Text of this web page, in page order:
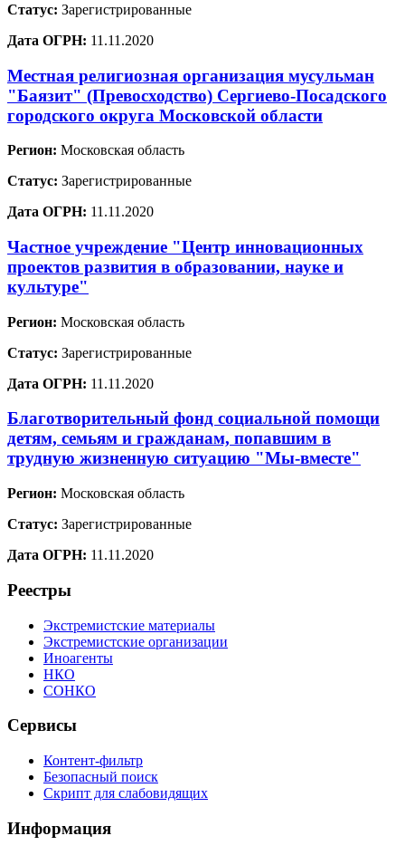
Статус: Зарегистрированные
Дата ОГРН: 11.11.2020
Местная религиозная организация мусульман
"Баязит" (Превосходство) Сергиево-Посадского
городского округа Московской области
Регион: Московская область
Статус: Зарегистрированные
Дата ОГРН: 11.11.2020
Частное учреждение "Центр инновационных
проектов развития в образовании, науке и
культуре"
Регион: Московская область
Статус: Зарегистрированные
Дата ОГРН: 11.11.2020
Благотворительный фонд социальной помощи
детям, семьям и гражданам, попавшим в
трудную жизненную ситуацию "Мы-вместе"
Регион: Московская область
Статус: Зарегистрированные
Дата ОГРН: 11.11.2020
Реестры
Экстремистские материалы
Экстремистские организации
Иноагенты
НКО
СОНКО
Сервисы
Контент-фильтр
Безопасный поиск
Скрипт для слабовидящих
Информация